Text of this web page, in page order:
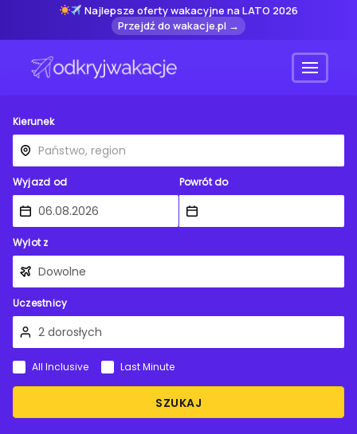
Najlepsze oferty wakacyjne na LATO 2026
Przejdź do wakacje.pl →
Menu
Kierunek
Wyjazd od Powrót do
Wylot z
Uczestnicy
SZUKAJ
All Inclusive Last Minute